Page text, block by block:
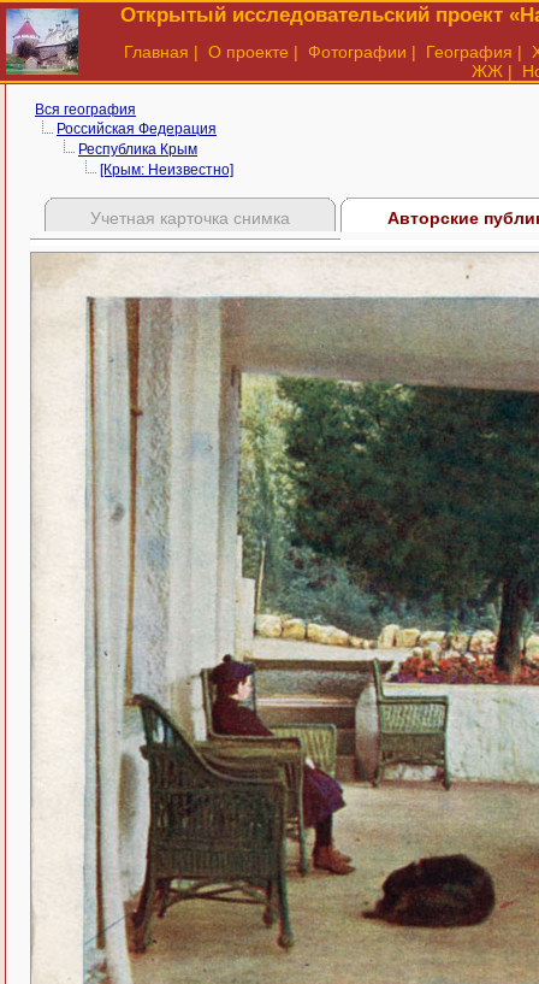
Открытый исследовательский проект
Главная | О проекте | Фотографии | География |
ЖЖ |
Вся география
Российская Федерация
Республика Крым
[Крым: Неизвестно]
Учетная карточка снимка Авторские